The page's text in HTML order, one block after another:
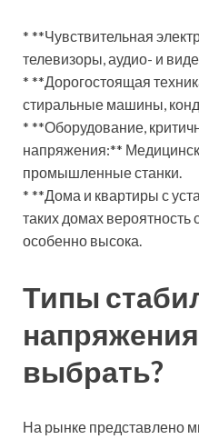
* **Чувствительная
телевизоры, аудио- и
* **Дорогостоящая
стиральные машины,
* **Оборудование,
напряжения:**
промышленные станки.
* **Дома и квартиры с
таких домах вероятность
особенно высока.
Типы
выбрать?
На рынке представлено